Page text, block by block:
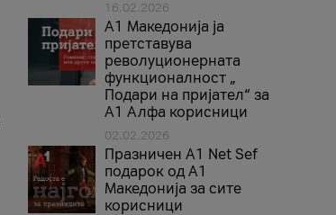
16.02.2026
А1 Македонија ја
претставува
револуционерната
функционалност „
Подари на пријател“ за
А1 Алфа корисници
02.02.2026
Празничен A1 Net Sеf
подарок од А1
Македонија за сите
корисници